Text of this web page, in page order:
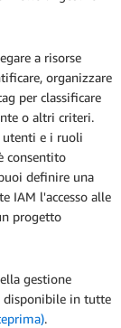
a risorse
organizzare
per classificare
o altri criteri.
utenti e i ruoli
consentito
definire una
IAM l'accesso alle
progetto
gestione
disponibile in tutte
.